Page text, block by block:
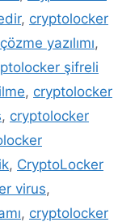
, cryptolocker
yazılımı,
şifreli
, cryptolocker
, cryptolocker
, CryptoLocker
virus,
, cryptolocker